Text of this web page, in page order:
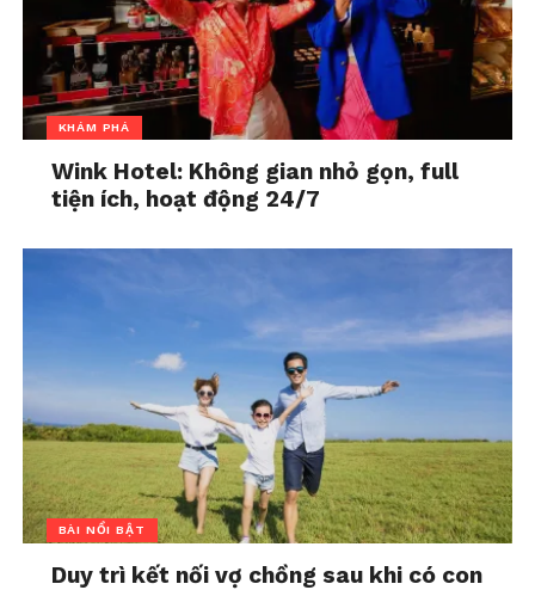
chồng khiến cuộc đời đau
khổ
In "Bài nổi bật"
phúc, người ta vẫn ngoại
tình?
In "Bài nổi bật"
những quy tắc thường
KHÁM PHÁ
Wink Hotel: Không gian nhỏ gọn, full
tiện ích, hoạt động 24/7
BÀI NỔI BẬT
Duy trì kết nối vợ chồng sau khi có con